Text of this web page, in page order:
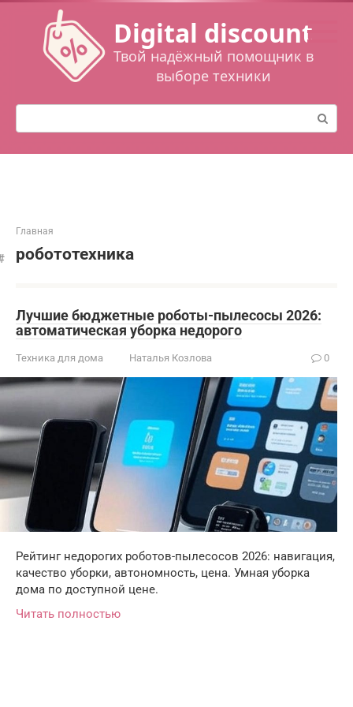
Перейти
контенту
Digital discount
Твой надёжный помощник в
выборе техники
Поиск:
Главная
робототехника
Лучшие бюджетные роботы-пылесосы 2026:
автоматическая уборка недорого
Техника для дома Наталья Козлова 0
Рейтинг недорогих роботов-пылесосов 2026: навигация,
качество уборки, автономность, цена. Умная уборка
дома по доступной цене.
Читать полностью